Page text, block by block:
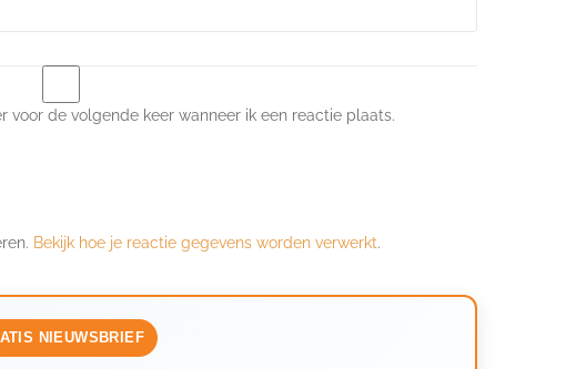
voor de volgende keer wanneer ik een reactie plaats.
Bekijk hoe je reactie gegevens worden verwerkt.
NIEUWSBRIEF